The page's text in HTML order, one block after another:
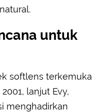
untuk
softlens terkemuka
lanjut Evy,
menghadirkan